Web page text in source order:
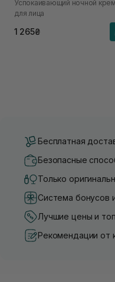
Успокаивающий ночной крем
для лица
1 265₴
Бесплатная
Безопасные
Только
Система бонусов
Лучшие цены и
Рекомендации от